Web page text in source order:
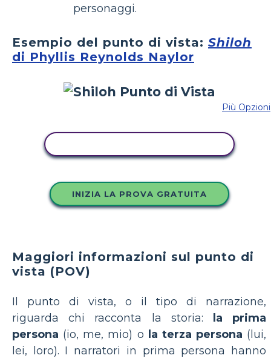
personaggi.
Esempio del punto di vista: Shiloh
di Phyllis Reynolds Naylor
Più Opzioni
INIZIA LA PROVA GRATUITA
Maggiori informazioni sul punto di
vista (POV)
Il punto di vista, o il tipo di narrazione,
riguarda chi racconta la storia: la prima
persona (io, me, mio) o la terza persona (lui,
lei, loro). I narratori in prima persona hanno